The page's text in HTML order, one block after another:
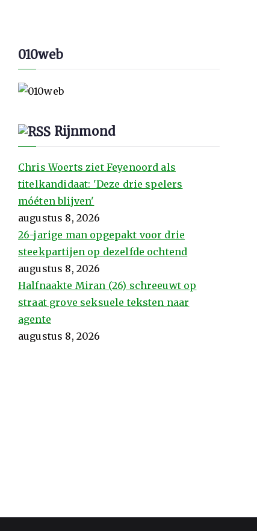
010web
Rijnmond
Chris Woerts ziet Feyenoord als
titelkandidaat: 'Deze drie spelers
móéten blijven'
augustus 8, 2026
26-jarige man opgepakt voor drie
steekpartijen op dezelfde ochtend
augustus 8, 2026
Halfnaakte Miran (26) schreeuwt op
straat grove seksuele teksten naar
agente
augustus 8, 2026